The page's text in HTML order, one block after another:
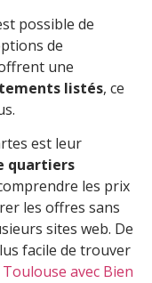
possible de
de
une
listés, ce
est leur
quartiers
les prix
les offres sans
sites web. De
facile de trouver
avec Bien